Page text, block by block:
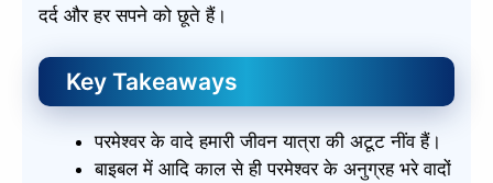
दर्द और हर सपने को छूते हैं।
Key Takeaways
परमेश्वर के वादे हमारी जीवन यात्रा की अटूट नींव हैं।
बाइबल में आदि काल से ही परमेश्वर के अनुग्रह भरे वादों